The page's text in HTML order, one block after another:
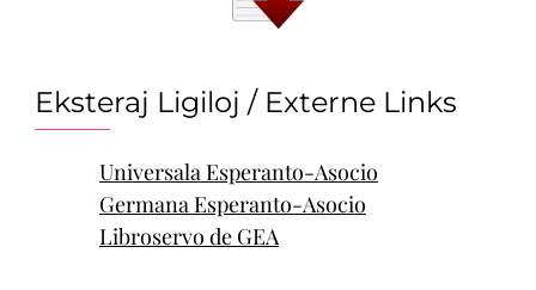
Eksteraj Ligiloj / Externe Links
Universala Esperanto-Asocio
Germana Esperanto-Asocio
Libroservo de GEA